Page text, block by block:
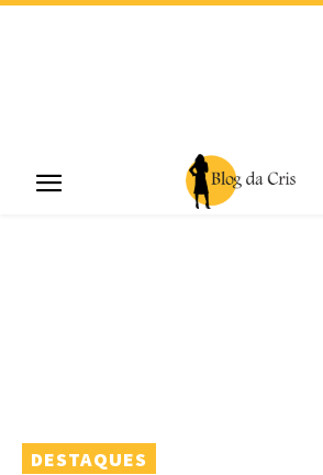
DESTAQUES